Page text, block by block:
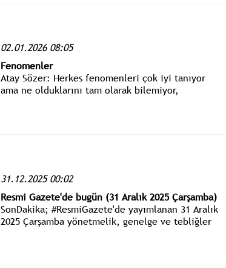
02.01.2026 08:05
Fenomenler
Atay Sözer: Herkes fenomenleri çok iyi tanıyor
ama ne olduklarını tam olarak bilemiyor,
31.12.2025 00:02
Resmi Gazete'de bugün (31 Aralık 2025 Çarşamba)
SonDakika; #ResmiGazete'de yayımlanan 31 Aralık
2025 Çarşamba yönetmelik, genelge ve tebliğler